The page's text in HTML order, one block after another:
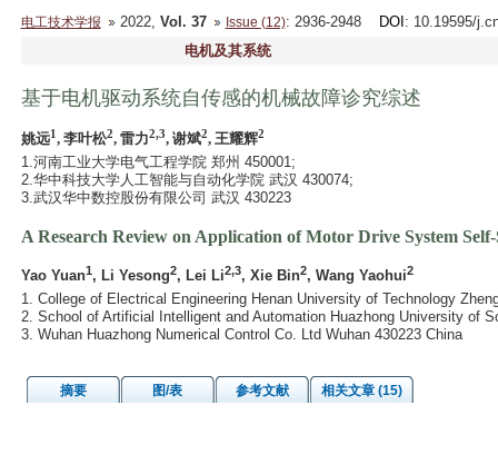
电工技术学报 2022, Vol. 37 Issue (12): 2936-2948 DOI : 10.19595/
电机及其系统
基于电机驱动系统自传感的机械故障诊究综述
姚远1, 李叶松2, 雷力2,3, 谢斌2, 王耀辉2
1.河南工业大学电气工程学院 郑州 450001;
2.华中科技大学人工智能与自动化学院 武汉 430074;
3.武汉华中数控股份有限公司 武汉 430223
A Research Review on Application of Motor Drive System
Yao Yuan1, Li Yesong2, Lei Li2,3, Xie Bin2, Wang Yaohui2
1. College of Electrical Engineering Henan University of Technology
2. School of Artificial Intelligent and Automation Huazhong University of
3. Wuhan Huazhong Numerical Control Co. Ltd Wuhan 430223 China
摘要 图/表 参考文献 相关文章 (15)